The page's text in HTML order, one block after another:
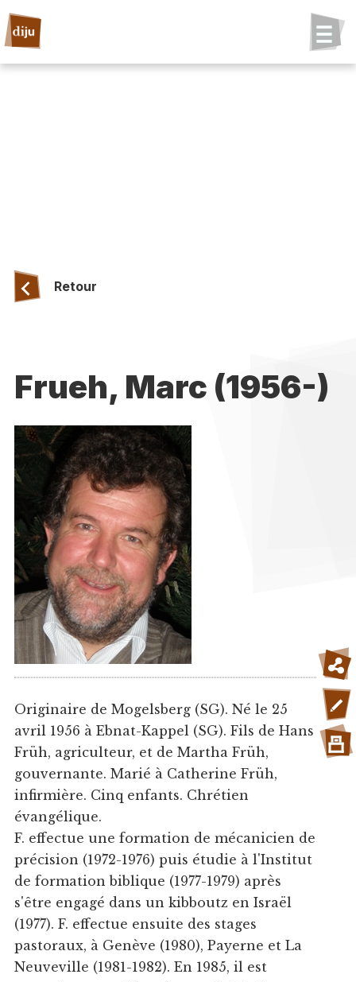
Retour
Frueh, Marc (1956-)
Originaire de Mogelsberg (SG). Né le 25
avril 1956 à Ebnat-Kappel (SG). Fils de Hans
Früh, agriculteur, et de Martha Früh,
gouvernante. Marié à Catherine Früh,
infirmière. Cinq enfants. Chrétien
évangélique.
F. effectue une formation de mécanicien de
précision (1972-1976) puis étudie à l'Institut
de formation biblique (1977-1979) après
s'être engagé dans un kibboutz en Israël
(1977). F. effectue ensuite des stages
pastoraux, à Genève (1980), Payerne et La
Neuveville (1981-1982). En 1985, il est